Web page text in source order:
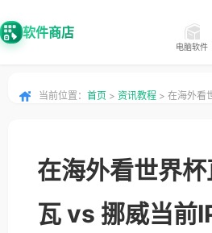
软件商店
电脑软件
当前位置： 首页 > 资讯教程 > 在海外看
在海外看世界
瓦 vs 挪威当前